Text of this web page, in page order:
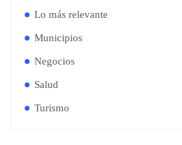
Lo más relevante
Municipios
Negocios
Salud
Turismo